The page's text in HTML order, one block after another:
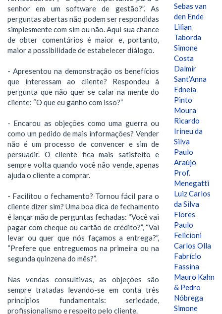
senhor em um software de gestão?”. As
perguntas abertas não podem ser respondidas
simplesmente com sim ou não. Aqui sua chance
de obter comentários é maior e, portanto,
maior a possibilidade de estabelecer diálogo.
- Apresentou na demonstração os benefícios
que interessam ao cliente? Respondeu à
pergunta que não quer se calar na mente do
cliente: “O que eu ganho com isso?”
- Encarou as objeções como uma guerra ou
como um pedido de mais informações? Vender
não é um processo de convencer e sim de
persuadir. O cliente fica mais satisfeito e
sempre volta quando você não vende, apenas
ajuda o cliente a comprar.
- Facilitou o fechamento? Tornou fácil para o
cliente dizer sim? Uma boa dica de fechamento
é lançar mão de perguntas fechadas: “Você vai
pagar com cheque ou cartão de crédito?”, “Vai
levar ou quer que nós façamos a entrega?”,
“Prefere que entreguemos na primeira ou na
segunda quinzena do mês?”.
Nas vendas consultivas, as objeções são
sempre tratadas levando-se em conta três
princípios fundamentais: seriedade,
profissionalismo e respeito pelo cliente.
Sebas van
den Ende
Lilian
Taborda
Simone
Costa
Dalmir
Sant’Anna
Edneia
Pinto
Moura
Ricardo
Irineu da
Silva
Paulo
Araújo
Prof.
Menegatti
Luiz Carlos
da Silva
Flores
Paulo
Felicioni
Carlos Olla
Fabrício
Fassina
Mauro Kahn
& Pedro
Nóbrega
Simone